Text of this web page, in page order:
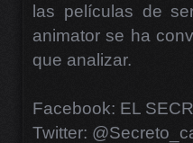
las películas de
animator se ha
que analizar.
Facebook: EL
Twitter: